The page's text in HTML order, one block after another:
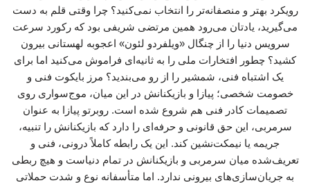
رویکرد بهتر و منصفانه‌تر را انتخاب نمی‌کنید؟ چرا وقتی قلم به دست
می‌گیرید، یادتان می‌رود همین مرتضی شریفی بود که رکورد سرعت
سرویس دنیا را از چنگال «ویلفردو لئون» اعجوبه لهستانی بیرون
کشید؟ چطور افتخارات ملی را به ثانیه‌ای فراموش می‌کنید اما برای
یک اشتباه فنی، شمشیر را از رو می‌بندید؟ مرز بایکوت فنی و
خصومت شخصی؛ پیازا و بازیکنانش در این میان، موج‌سواری روی
تصمیمات کادر فنی هم شروع شده است. روبرتو پیازا به عنوان
سرمربی، این حق قانونی و حرفه‌ای را دارد که بازیکنانش را تنبیه،
جریمه یا نیمکت‌نشین کند. این یک رابطه کاملاً درونی، فنی و
تعریف‌شده میان سرمربی و بازیکنانش در تمام دنیاست و هیچ ربطی
به جریان‌سازی‌های بیرونی ندارد. اما متأسفانه نوع و شدت حملاتی